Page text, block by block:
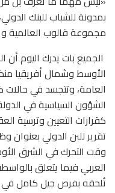
بمدونة للشباب للبنك
مجموعة قالوب العالمية
الجميع بات يدرك اليوم
الأوسط وشمال أفريقيا
العامة، وتتجسد في حالات
الشؤون السياسية في
كقرارات التعيين وترسية
تقرير للبن الدولي
وقت التحرك في الشرق
العربي فيما يتعلق
تُلحقه بفرص جيل كامل